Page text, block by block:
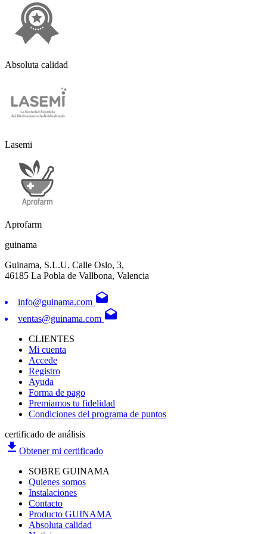
Absoluta calidad
Lasemi
Aprofarm
guinama
Guinama, S.L.U. Calle Oslo, 3,
46185 La Pobla de Vallbona, Valencia
info@guinama.com drafts
ventas@guinama.com drafts
CLIENTES
Mi cuenta
Accede
Registro
Ayuda
Forma de pago
Premiamos tu fidelidad
Condiciones del programa de puntos
certificado de análisis
file_download Obtener mi certificado
SOBRE GUINAMA
Quienes somos
Instalaciones
Contacto
Producto GUINAMA
Absoluta calidad